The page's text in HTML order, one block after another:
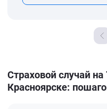
Страховой случай на
Красноярске: